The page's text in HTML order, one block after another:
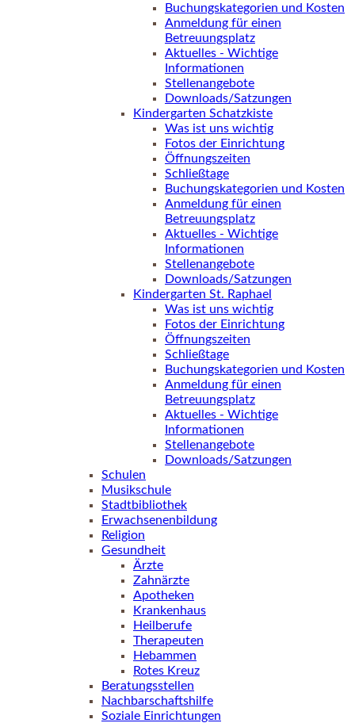
Buchungskategorien und Kosten
Anmeldung für einen
Betreuungsplatz
Aktuelles - Wichtige
Informationen
Stellenangebote
Downloads/Satzungen
Kindergarten Schatzkiste
Was ist uns wichtig
Fotos der Einrichtung
Öffnungszeiten
Schließtage
Buchungskategorien und Kosten
Anmeldung für einen
Betreuungsplatz
Aktuelles - Wichtige
Informationen
Stellenangebote
Downloads/Satzungen
Kindergarten St. Raphael
Was ist uns wichtig
Fotos der Einrichtung
Öffnungszeiten
Schließtage
Buchungskategorien und Kosten
Anmeldung für einen
Betreuungsplatz
Aktuelles - Wichtige
Informationen
Stellenangebote
Downloads/Satzungen
Schulen
Musikschule
Stadtbibliothek
Erwachsenenbildung
Religion
Gesundheit
Ärzte
Zahnärzte
Apotheken
Krankenhaus
Heilberufe
Therapeuten
Hebammen
Rotes Kreuz
Beratungsstellen
Nachbarschaftshilfe
Soziale Einrichtungen